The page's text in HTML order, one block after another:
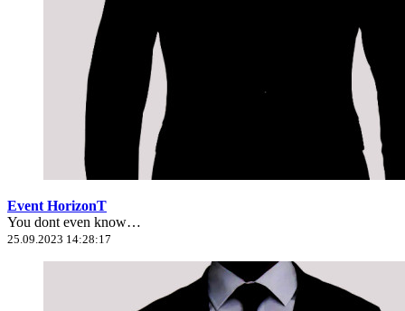
Event HorizonT
You dont even know…
25.09.2023 14:28:17